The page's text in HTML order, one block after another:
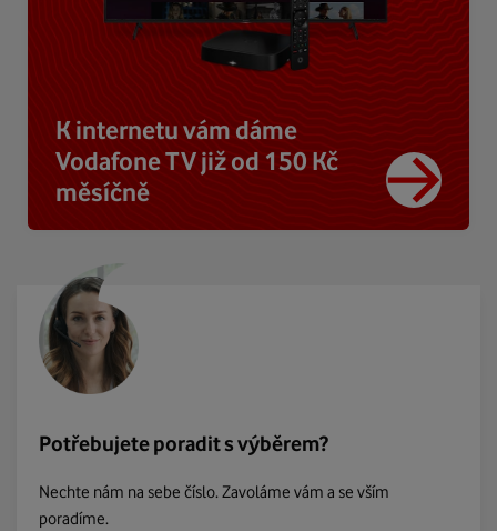
K internetu vám dáme
Vodafone TV již od 150 Kč
měsíčně
Potřebujete poradit s výběrem?
Nechte nám na sebe číslo. Zavoláme vám a se vším
poradíme.